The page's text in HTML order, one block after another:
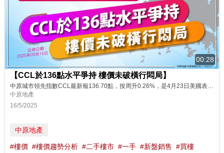
00:28
【CCL於136點水平爭持 樓價未破橫行悶局】
中原地產
16/5/2025
中原地產
#樓價 #樓價趨勢分析 #二手樓市 #一手 #新盤銷售 #買樓